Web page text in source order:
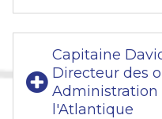
Capitaine
Directeur des
Administration
l'Atlantique